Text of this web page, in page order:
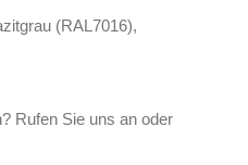
(RAL7016),
Rufen Sie uns an oder